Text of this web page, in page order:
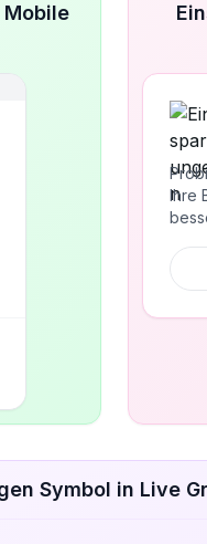
Ihre
Symbol in Live